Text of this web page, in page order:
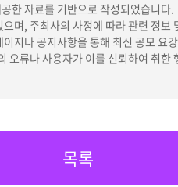
한 자료를 기반으로 작성되었습니다.
며, 주최사의 사정에 따라 관련 정보
지나 공지사항을 통해 최신 공모 요
오류나 사용자가 이를 신뢰하여 취한
목록